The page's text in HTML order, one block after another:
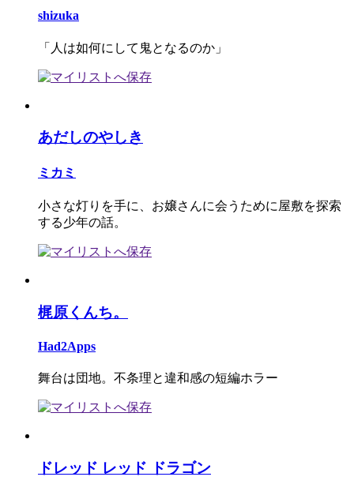
shizuka
「人は如何にして鬼となるのか」
あだしのやしき
ミカミ
小さな灯りを手に、お嬢さんに会うために屋敷を探索
する少年の話。
梶原くんち。
Had2Apps
舞台は団地。不条理と違和感の短編ホラー
ドレッド レッド ドラゴン